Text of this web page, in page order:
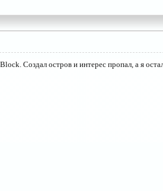
Создал остров и интерес пропал, а я